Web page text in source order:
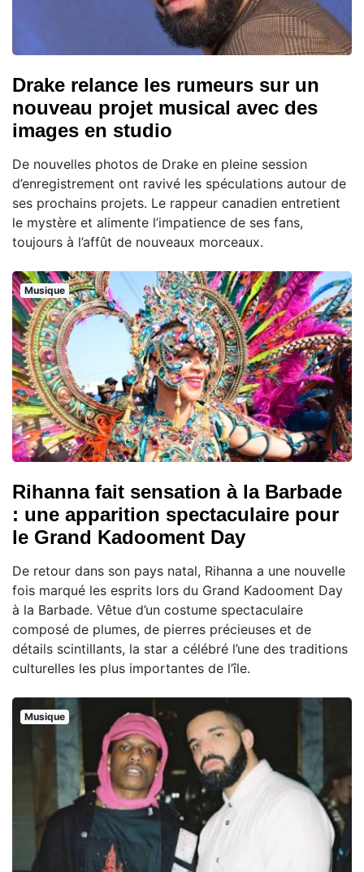
Drake relance les rumeurs sur un
nouveau projet musical avec des
images en studio
De nouvelles photos de Drake en pleine session
d’enregistrement ont ravivé les spéculations autour de
ses prochains projets. Le rappeur canadien entretient
le mystère et alimente l’impatience de ses fans,
toujours à l’affût de nouveaux morceaux.
Musique
Rihanna fait sensation à la Barbade
: une apparition spectaculaire pour
le Grand Kadooment Day
De retour dans son pays natal, Rihanna a une nouvelle
fois marqué les esprits lors du Grand Kadooment Day
à la Barbade. Vêtue d’un costume spectaculaire
composé de plumes, de pierres précieuses et de
détails scintillants, la star a célébré l’une des traditions
culturelles les plus importantes de l’île.
Musique